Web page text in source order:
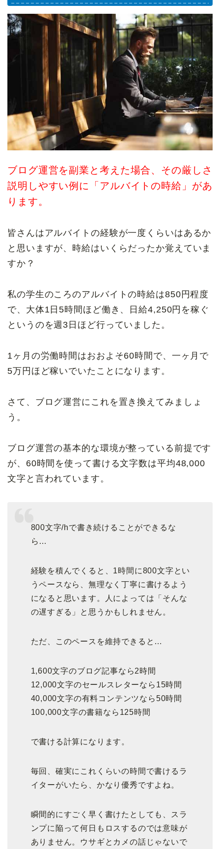
ブログ運営を副業と考えた場合、その厳しさ
説明しやすい例に「アルバイトの時給」があ
ります。
皆さんはアルバイトの経験が一度くらいはあるか
と思いますが、時給はいくらだったか覚えていま
すか？
私の学生のころのアルバイトの時給は850円程度
で、大体1日5時間ほど働き、日給4,250円を稼ぐ
というのを週3日ほど行っていました。
1ヶ月の労働時間はおおよそ60時間で、一ヶ月で
5万円ほど稼いでいたことになります。
さて、ブログ運営にこれを置き換えてみましょ
う。
ブログ運営の基本的な環境が整っている前提です
が、60時間を使って書ける文字数は平均48,000
文字と言われています。
800文字/hで書き続けることができるな
ら…
経験を積んでくると、1時間に800文字とい
うペースなら、無理なく丁寧に書けるよう
になると思います。人によっては「そんな
の遅すぎる」と思うかもしれません。
ただ、このペースを維持できると…
1,600文字のブログ記事なら2時間
12,000文字のセールスレターなら15時間
40,000文字の有料コンテンツなら50時間
100,000文字の書籍なら125時間
で書ける計算になります。
毎回、確実にこれくらいの時間で書けるラ
イターがいたら、かなり優秀ですよね。
瞬間的にすごく早く書けたとしても、スラ
ンプに陥って何日もロスするのでは意味が
ありません。ウサギとカメの話じゃないで